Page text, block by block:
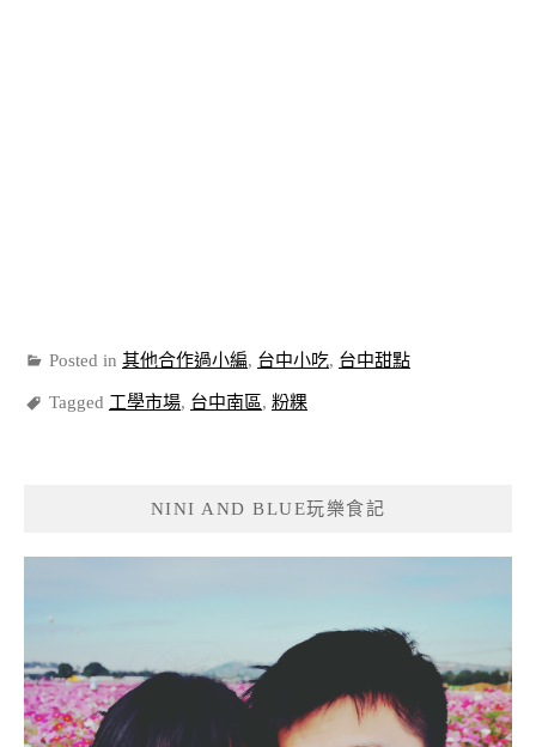
Posted in 其他合作過小編, 台中小吃, 台中甜點
Tagged 工學市場, 台中南區, 粉粿
NINI AND BLUE玩樂食記